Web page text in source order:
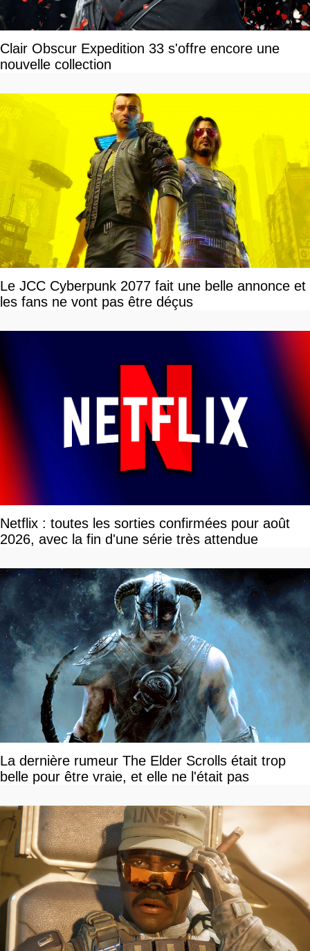
Clair Obscur Expedition 33 s'offre encore une
nouvelle collection
Le JCC Cyberpunk 2077 fait une belle annonce et
les fans ne vont pas être déçus
Netflix : toutes les sorties confirmées pour août
2026, avec la fin d'une série très attendue
La dernière rumeur The Elder Scrolls était trop
belle pour être vraie, et elle ne l'était pas